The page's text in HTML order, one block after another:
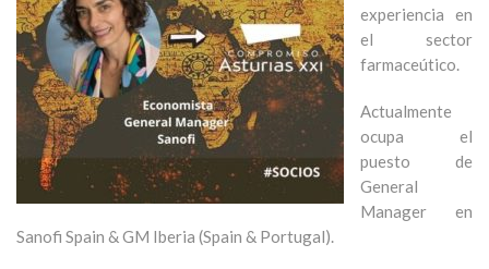
experiencia en
el sector
farmaceútico.
Actualmente
ocupa el
puesto de
General
Manager en
Sanofi Spain & GM Iberia (Spain & Portugal).